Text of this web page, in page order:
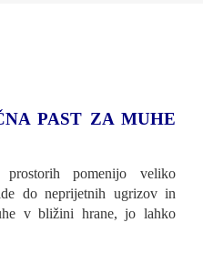
PAST ZA MUHE
pomenijo veliko
do neprijetnih ugrizov in
v bližini hrane, jo lahko